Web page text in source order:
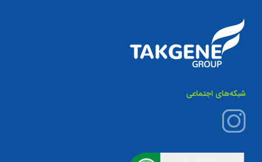
شبکه‌های اجتماعی